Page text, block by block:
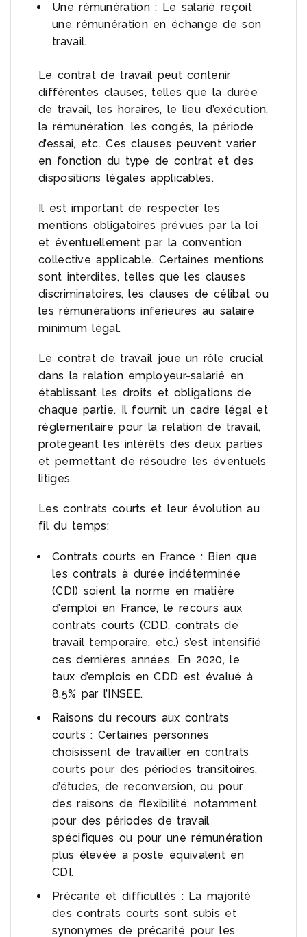
Une rémunération : Le salarié reçoit
une rémunération en échange de son
travail.
Le contrat de travail peut contenir
différentes clauses, telles que la durée
de travail, les horaires, le lieu d’exécution,
la rémunération, les congés, la période
d’essai, etc. Ces clauses peuvent varier
en fonction du type de contrat et des
dispositions légales applicables.
Il est important de respecter les
mentions obligatoires prévues par la loi
et éventuellement par la convention
collective applicable. Certaines mentions
sont interdites, telles que les clauses
discriminatoires, les clauses de célibat ou
les rémunérations inférieures au salaire
minimum légal.
Le contrat de travail joue un rôle crucial
dans la relation employeur-salarié en
établissant les droits et obligations de
chaque partie. Il fournit un cadre légal et
réglementaire pour la relation de travail,
protégeant les intérêts des deux parties
et permettant de résoudre les éventuels
litiges.
Les contrats courts et leur évolution au
fil du temps:
Contrats courts en France : Bien que
les contrats à durée indéterminée
(CDI) soient la norme en matière
d’emploi en France, le recours aux
contrats courts (CDD, contrats de
travail temporaire, etc.) s’est intensifié
ces dernières années. En 2020, le
taux d’emplois en CDD est évalué à
8,5% par l’INSEE.
Raisons du recours aux contrats
courts : Certaines personnes
choisissent de travailler en contrats
courts pour des périodes transitoires,
d’études, de reconversion, ou pour
des raisons de flexibilité, notamment
pour des périodes de travail
spécifiques ou pour une rémunération
plus élevée à poste équivalent en
CDI.
Précarité et difficultés : La majorité
des contrats courts sont subis et
synonymes de précarité pour les